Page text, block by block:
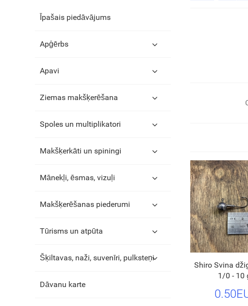
Shiro Svina
1/0 - 10
Īpašais piedāvājums
Apģērbs
Apavi
Ziemas makšķerēšana
Spoles un multiplikatori
Makšķerkāti un spiningi
Mānekļi, ēsmas, vizuļi
Makšķerēšanas piederumi
Tūrisms un atpūta
Šķiltavas, naži, suvenīri, pulksteņi
Dāvanu karte